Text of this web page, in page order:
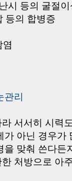
시 등의 굴절이
등의 합병증
관리
서서히 시력
가 아닌 경우가
을 맞춰 쓴다든
처방으로 아